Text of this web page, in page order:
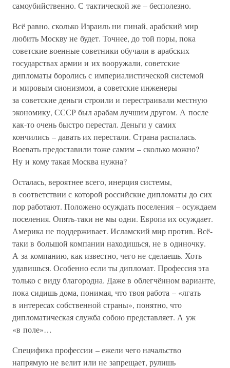
самоубийственно. С тактической же – бесполезно.
Всё равно, сколько Израиль ни пинай, арабский мир
любить Москву не будет. Точнее, до той поры, пока
советские военные советники обучали в арабских
государствах армии и их вооружали, советские
дипломаты боролись с империалистической системой
и мировым сионизмом, а советские инженеры
за советские деньги строили и перестраивали местную
экономику, СССР был арабам лучшим другом. А после
как-то очень быстро перестал. Деньги у самих
кончились – давать их перестали. Страна распалась.
Воевать предоставили тоже самим – сколько можно?
Ну и кому такая Москва нужна?
Осталась, вероятнее всего, инерция системы,
в соответствии с которой российские дипломаты до сих
пор работают. Положено осуждать поселения – осуждаем
поселения. Опять-таки не мы одни. Европа их осуждает.
Америка не поддерживает. Исламский мир против. Всё-
таки в большой компании находишься, не в одиночку.
А за компанию, как известно, чего не сделаешь. Хоть
удавишься. Особенно если ты дипломат. Профессия эта
только с виду благородна. Даже в облегчённом варианте,
пока сидишь дома, понимая, что твоя работа – «лгать
в интересах собственной страны», понятно, что
дипломатическая служба собою представляет. А уж
«в поле»…
Специфика профессии – ежели чего начальство
напрямую не велит или не запрещает, рулишь